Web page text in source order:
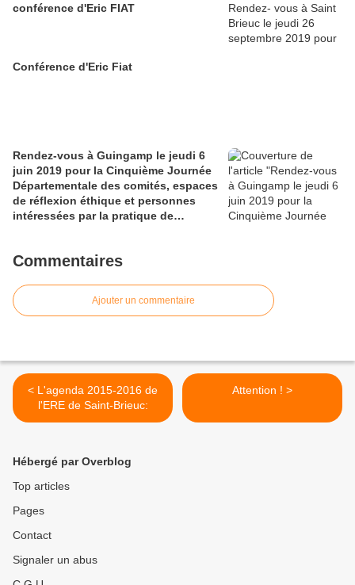
conférence d'Eric FIAT
Conférence d'Eric Fiat
Rendez-vous à Guingamp le jeudi 6
juin 2019 pour la Cinquième Journée
Départementale des comités, espaces
de réflexion éthique et personnes
intéressées par la pratique de
Commentaires
Ajouter un commentaire
< L'agenda 2015-2016 de
l'ERE de Saint-Brieuc:
Attention ! >
Hébergé par Overblog
Top articles
Pages
Contact
Signaler un abus